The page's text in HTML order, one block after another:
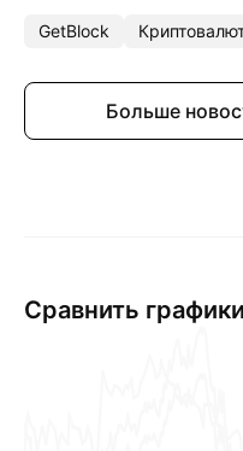
GetBlock
Больше
Сравнить графики